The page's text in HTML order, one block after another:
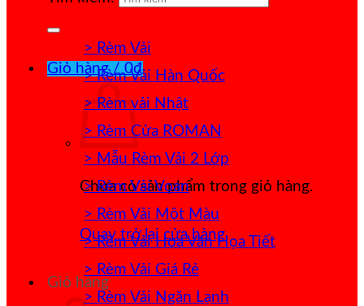
Giỏ hàng /0₫
Chưa có sản phẩm trong giỏ hàng.
Quay trở lại cửa hàng
Giỏ hàng
> Rèm Vải
> Rèm Vải Hàn Quốc
> Rèm vải Nhật
> Rèm Cửa ROMAN
> Mẫu Rèm Vải 2 Lớp
> Rèm Vải Voan
> Rèm Vải Một Màu
> Rèm Vải Hoa Văn Họa Tiết
> Rèm Vải Giá Rẻ
> Rèm Vải Ngăn Lạnh